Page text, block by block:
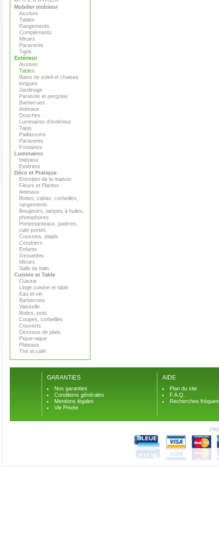
Mobilier intérieur
Assises
Tables
Rangements
Compléments
Miroirs
Paravents
Tapis
Extérieur
Assises
Tables
Bains de soleil et chaises
longues
Jardinage
Parasols et pergolas
Barbecues
Animaux
Douches
Luminaires d'extérieur
Tapis
Paillassons
Paravents
Fontaines
Luminaires
Intérieur
Extérieur
Déco et Pratique
Entretien de la maison
Fleurs et Plantes
Animaux
Boites, cabas, corbeilles,
rangements
Bougeoirs, lampes à huiles,
photophores
Portemanteaux, patères,
cale-portes
Coussins, plaids
Cendriers
Enfants
Girouettes
Miroirs
Salle de bain
Cuisine et Table
Cuisine
Linge cuisine et table
Eau et vin
Barbecues
Vaisselle
Boites, pots
Coupes, corbeilles
Couverts
Dessous de plats
Pique-nique
Plateaux
Thé et café
GARANTIES
Nos garanties
Conditions générales
Mentions légales
Vie Privée
AIDE
Plan du site
F.A.Q.
Recherches